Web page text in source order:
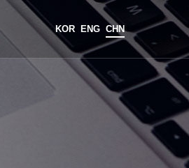
KOR ENG CHN